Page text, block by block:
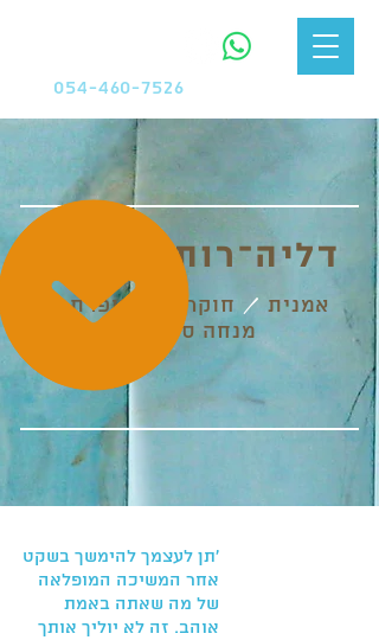
054-460-7526
דליה־רות הלפרין
אמנית / חוקרת סופרת/
מנחה סדנאות
'תן לעצמך להימשך בשקט
אחר המשיכה המופלאה
של מה שאתה באמת
אוהב. זה לא יוליך אותך